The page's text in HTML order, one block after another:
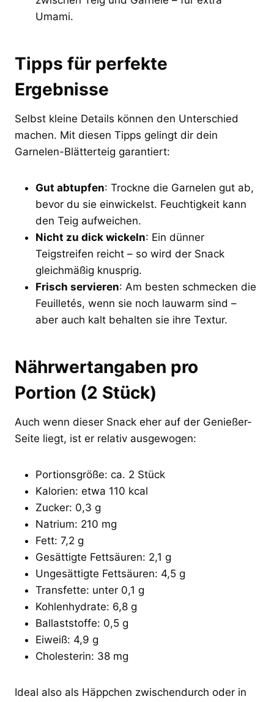
Umami.
Tipps für perfekte
Ergebnisse
Selbst kleine Details können den Unterschied
machen. Mit diesen Tipps gelingt dir dein
Garnelen-Blätterteig garantiert:
Gut abtupfen: Trockne die Garnelen gut ab,
bevor du sie einwickelst. Feuchtigkeit kann
den Teig aufweichen.
Nicht zu dick wickeln: Ein dünner
Teigstreifen reicht – so wird der Snack
gleichmäßig knusprig.
Frisch servieren: Am besten schmecken die
Feuilletés, wenn sie noch lauwarm sind –
aber auch kalt behalten sie ihre Textur.
Nährwertangaben pro
Portion (2 Stück)
Auch wenn dieser Snack eher auf der Genießer-
Seite liegt, ist er relativ ausgewogen:
Portionsgröße: ca. 2 Stück
Kalorien: etwa 110 kcal
Zucker: 0,3 g
Natrium: 210 mg
Fett: 7,2 g
Gesättigte Fettsäuren: 2,1 g
Ungesättigte Fettsäuren: 4,5 g
Transfette: unter 0,1 g
Kohlenhydrate: 6,8 g
Ballaststoffe: 0,5 g
Eiweiß: 4,9 g
Cholesterin: 38 mg
Ideal also als Häppchen zwischendurch oder in